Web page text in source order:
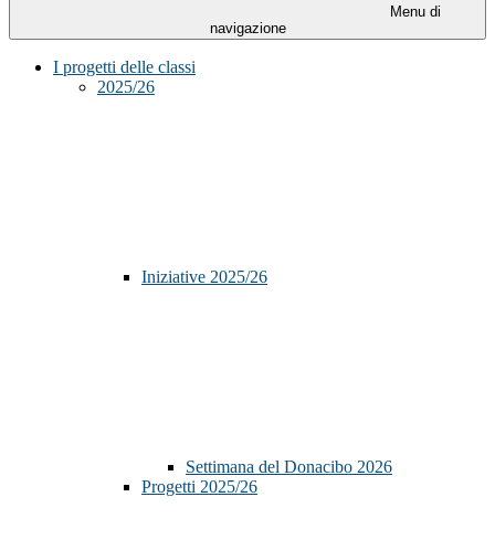
Menu di
navigazione
I progetti delle classi
2025/26
Iniziative 2025/26
Settimana del Donacibo 2026
Progetti 2025/26